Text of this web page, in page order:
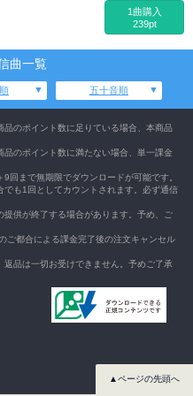
1曲購入
239pt
曲一覧
五十音順
のポイント数に足りている場合、本商品
のポイント数に満たない場合、単一課金
回まで無期限でダウンロードが可能です。
も1回としてカウントされます。必ず通信
供が終了する場合があります。予め、ご
ご都合による課金完了後の注文キャンセル
品は一切お受けできません。予めご了承
▲ページの先頭へ